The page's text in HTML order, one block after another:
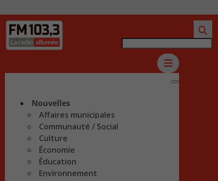
Nouvelles
Affaires municipales
Communauté / Social
Culture
Économie
Éducation
Environnement